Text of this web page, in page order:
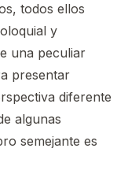
todos ellos
y
una peculiar
presentar
diferente
algunas
semejante es